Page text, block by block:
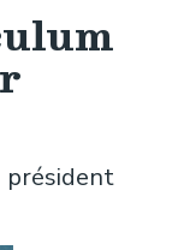
président